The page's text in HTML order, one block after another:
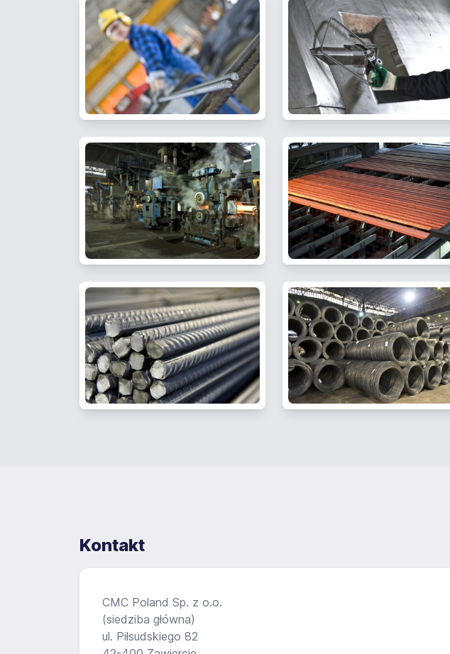
Kontakt
CMC Poland Sp. z o.o.
(siedziba główna)
ul. Piłsudskiego 82